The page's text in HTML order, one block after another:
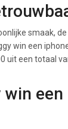
smaak,
win een
uit een totaal
een